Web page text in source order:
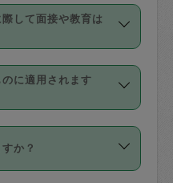
。
変更することが可
個別にタスカジさ
調整してくださ
越えての調整はで
損害保険の対象外
のプロフィールで
業や危険作業、屋
す。
経験をお持ちの
いった資格者で保
ストランで料理関
ていた方、日本で
や英語の先生とし
ィリピン出身の
グラウンドの方が
して面接や教育は
局との面接と説明
後、身分証明書の
いています。外国
カジさんトレーニ
フトレーニングの
に適用されます
との間でタスカジ
時間内での作業に
囲は、掃除、洗
か？